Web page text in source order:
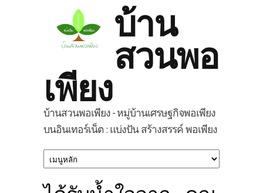
บ้าน
สวนพอ
เพียง
บ้านสวนพอเพียง - หมู่บ้านเศรษฐกิจพอเพียง
บนอินเทอร์เน็ต : แบ่งปัน สร้างสรรค์ พอเพียง